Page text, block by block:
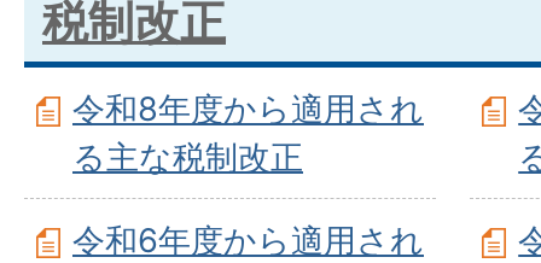
税制改正
令和8年度から適用され
る主な税制改正
令和6年度から適用され